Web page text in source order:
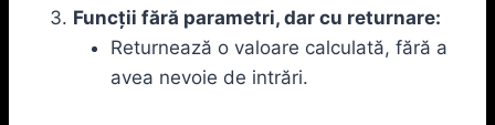
Funcții fără parametri, dar cu returnare:
Returnează o valoare calculată, fără a
avea nevoie de intrări.